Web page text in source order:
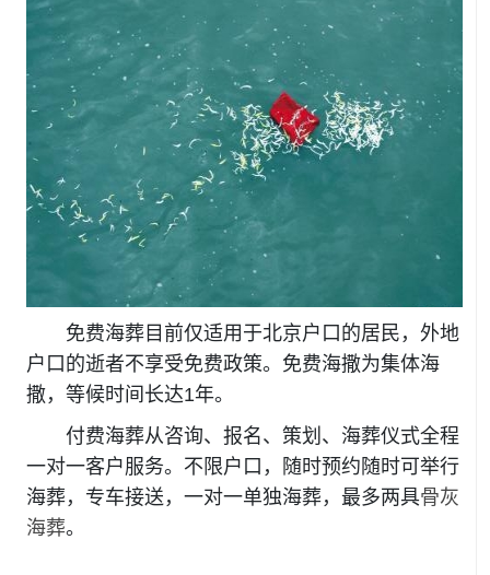
免费海葬目前仅适用于北京户口的居民，外地
户口的逝者不享受免费政策。免费海撒为集体海
撒，等候时间长达1年。
付费海葬从咨询、报名、策划、海葬仪式全程
一对一客户服务。不限户口，随时预约随时可举行
海葬，专车接送，一对一单独海葬，最多两具骨灰
海葬。